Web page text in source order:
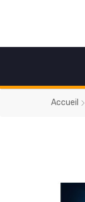
Accueil